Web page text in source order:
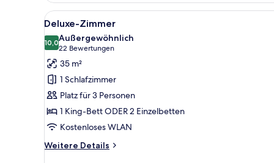
Alle
Fotos
für
Deluxe-
Zimmer
anzeigen
Ein Hotelzimmer mit zwei
11
Deluxe-Zimmer
10,010,0 von 10
Außergewöhnlich
22 Bewertungen
(22
Bewertungen)
35 m²
1 Schlafzimmer
Platz für 3 Personen
1 King-Bett ODER 2 Einzelbetten
Kostenloses WLAN
Weitere Details
Weitere